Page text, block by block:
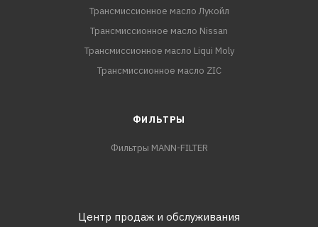
Трансмиссионное масло Лукойл
Трансмиссионное масло Nissan
Трансмиссионное масло Liqui Moly
Трансмиссионное масло ZIC
ФИЛЬТРЫ
Фильтры MANN-FILTER
Центр продаж и обслуживания